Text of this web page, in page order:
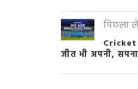
पिछला
Cricket
जीत भी अपनी,